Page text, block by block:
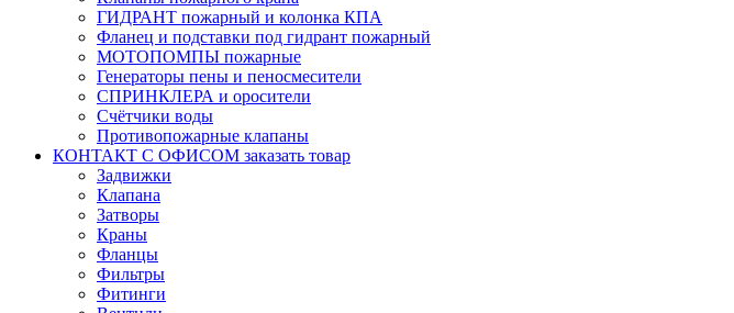
ГИДРАНТ пожарный и колонка КПА
Фланец и подставки под гидрант пожарный
МОТОПОМПЫ пожарные
Генераторы пены и пеносмесители
СПРИНКЛЕРА и оросители
Счётчики воды
Противопожарные клапаны
КОНТАКТ С ОФИСОМ заказать товар
Задвижки
Клапана
Затворы
Краны
Фланцы
Фильтры
Фитинги